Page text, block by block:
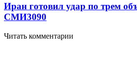
Иран готовил удар по трем
СМИ3090
Читать комментарии